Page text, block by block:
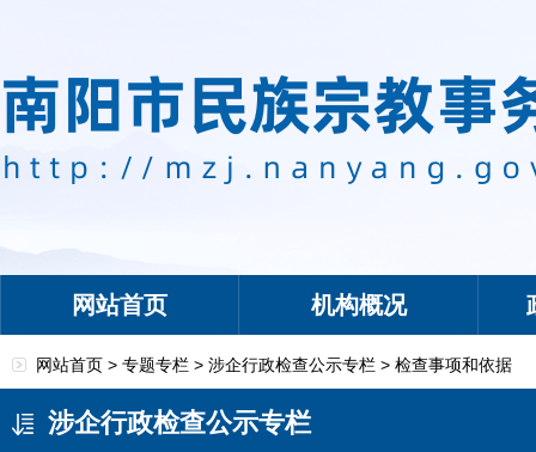
网站首页 机构概况
网站首页 > 专题专栏 > 涉企行政检查公示专栏 > 检查事项和依据
涉企行政检查公示专栏